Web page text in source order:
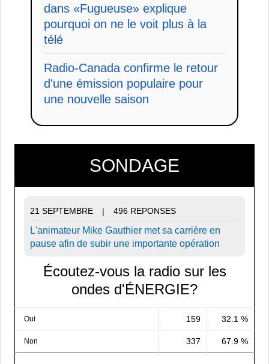
dans «Fugueuse» explique
pourquoi on ne le voit plus à la
télé
Radio-Canada confirme le retour
d'une émission populaire pour
une nouvelle saison
SONDAGE
21 SEPTEMBRE | 496 REPONSES
L'animateur Mike Gauthier met sa carrière en
pause afin de subir une importante opération
Écoutez-vous la radio sur les
ondes d'ÉNERGIE?
Oui 159 32.1 %
Non 337 67.9 %